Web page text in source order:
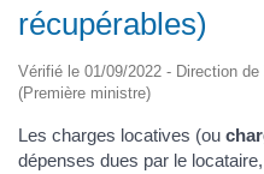
récupérables)
Vérifié le 01/09/2022 - Direction
(Première ministre)
Les charges locatives (ou
dépenses dues par le